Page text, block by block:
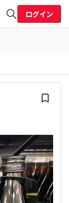
検索
ログイン